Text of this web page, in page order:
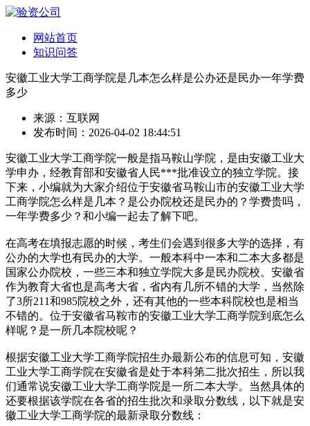
网站首页
知识问答
安徽工业大学工商学院是几本怎么样是公办还是民办一年学费
多少
来源：互联网
发布时间：2026-04-02 18:44:51
安徽工业大学工商学院一般是指马鞍山学院，是由安徽工业大
学申办，经教育部和安徽省人民***批准设立的独立学院。接
下来，小编就为大家介绍位于安徽省马鞍山市的安徽工业大学
工商学院怎么样是几本？是公办院校还是民办的？学费贵吗，
一年学费多少？和小编一起去了解下吧。
在高考在填报志愿的时候，考生们会遇到很多大学的选择，有
公办的大学也有民办的大学。一般本科中一本和二本大多都是
国家公办院校，一些三本和独立学院大多是民办院校。安徽省
作为教育大省也是高考大省，省内有几所不错的大学，当然除
了3所211和985院校之外，还有其他的一些本科院校也是相当
不错的。位于安徽省马鞍市的安徽工业大学工商学院到底怎么
样呢？是一所几本院校呢？
根据安徽工业大学工商学院招生办最新公布的信息可知，安徽
工业大学工商学院在安徽省是处于本科第二批次招生，所以我
们通常说安徽工业大学工商学院是一所二本大学。当然具体的
还要根据该学院在各省的招生批次和录取分数线，以下就是安
徽工业大学工商学院的最新录取分数线：